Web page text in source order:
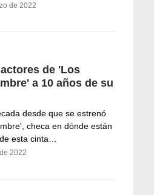
de 2022
de 'Los
a 10 años de su
desde que se estrenó
checa en dónde están
esta cinta…
2022